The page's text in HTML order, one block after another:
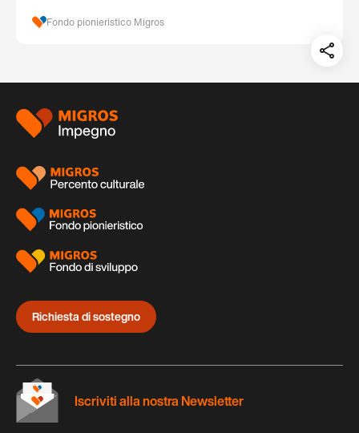
Fondo pionieristico Migros
auf:
Piè
pagina
Richiesta di sostegno
Iscriviti alla nostra Newsletter